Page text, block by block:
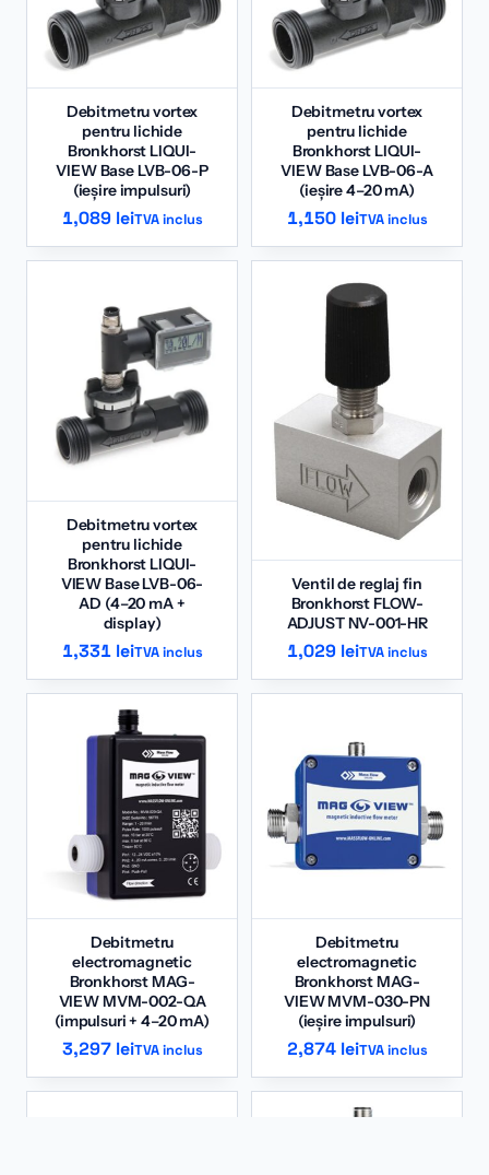
Debitmetru vortex
pentru lichide
Bronkhorst LIQUI-
VIEW Base LVB-06-P
(ieșire impulsuri)
1,089 leiTVA inclus
Debitmetru vortex
pentru lichide
Bronkhorst LIQUI-
VIEW Base LVB-06-A
(ieșire 4–20 mA)
1,150 leiTVA inclus
Debitmetru vortex
pentru lichide
Bronkhorst LIQUI-
VIEW Base LVB-06-
AD (4–20 mA +
display)
1,331 leiTVA inclus
Ventil de reglaj fin
Bronkhorst FLOW-
ADJUST NV-001-HR
1,029 leiTVA inclus
Debitmetru
electromagnetic
Bronkhorst MAG-
VIEW MVM-002-QA
(impulsuri + 4–20 mA)
3,297 leiTVA inclus
Debitmetru
electromagnetic
Bronkhorst MAG-
VIEW MVM-030-PN
(ieșire impulsuri)
2,874 leiTVA inclus